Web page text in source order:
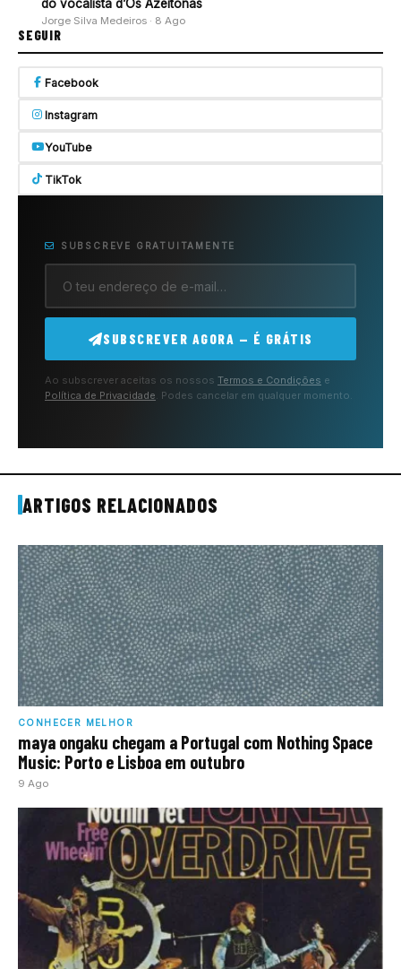
do vocalista d’Os Azeitonas
Jorge Silva Medeiros · 8 Ago
SEGUIR
Facebook
Instagram
YouTube
TikTok
SUBSCREVE GRATUITAMENTE
SUBSCREVER AGORA — É GRÁTIS
Ao subscrever aceitas os nossos Termos e Condições e
Política de Privacidade. Podes cancelar em qualquer momento.
ARTIGOS RELACIONADOS
CONHECER MELHOR
maya ongaku chegam a Portugal com Nothing Space
Music: Porto e Lisboa em outubro
9 Ago